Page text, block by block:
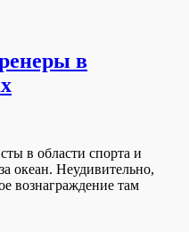
в
в области спорта и
океан. Неудивительно,
вознаграждение там